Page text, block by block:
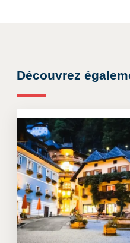
Découvrez